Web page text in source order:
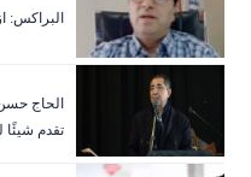
البراكس:
تقدم شيئًا